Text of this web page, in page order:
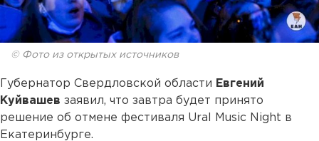
© Фото из открытых источников
Губернатор Свердловской области Евгений
Куйвашев заявил, что завтра будет принято
решение об отмене фестиваля Ural Music Night в
Екатеринбурге.